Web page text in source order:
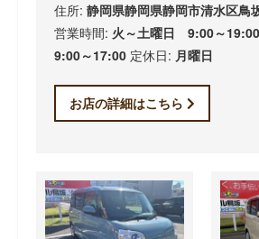
住所: 静岡県静岡県静岡市清水区鳥
営業時間: 火～土曜日 9:00～
9:00～17:00 定休日: 月曜日
お店の詳細はこちら